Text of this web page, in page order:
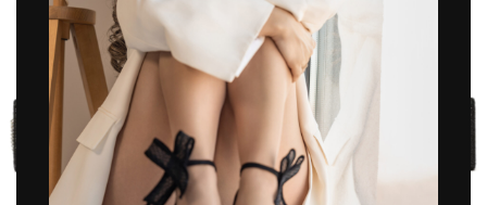
Click to enlarge